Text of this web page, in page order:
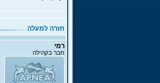
חזרה למעלה
רמי
חבר בקהילה